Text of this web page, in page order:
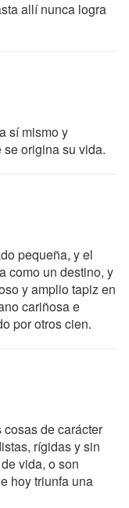
allí nunca logra
sí mismo y
origina su vida.
pequeña, y el
como un destino, y
y amplio tapiz en
cariñosa e
por otros cien.
de carácter
rígidas y sin
vida, o son
hoy triunfa una